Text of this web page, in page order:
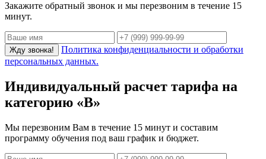
Закажите обратный звонок и мы перезвоним в течение 15
минут.
Жду звонка!
Политика конфиденциальности и обработки
персональных данных.
Индивидуальный расчет тарифа на
категорию «В»
Мы перезвоним Вам в течение 15 минут и составим
программу обучения под ваш график и бюджет.